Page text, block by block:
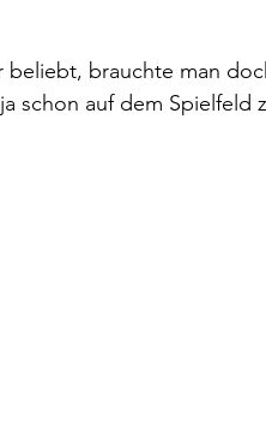
beliebt, brauchte man
schon auf dem Spielfeld